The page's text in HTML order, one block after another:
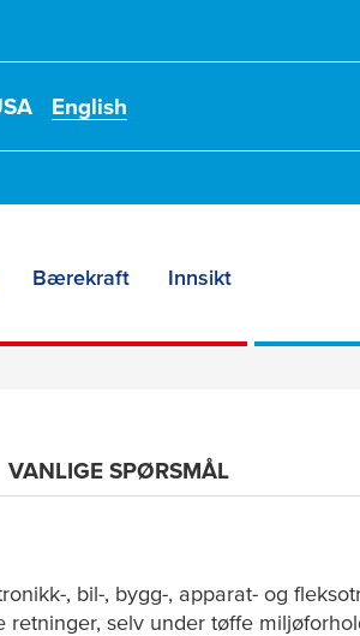
English
Bærekraft Innsikt
VANLIGE SPØRSMÅL
, bil-, bygg-, apparat- og
retninger, selv under tøffe